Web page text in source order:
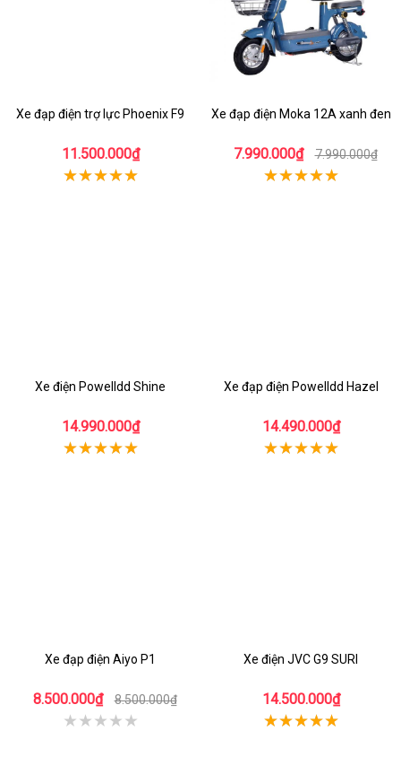
Xe đạp điện trợ lực Phoenix F9
11.500.000₫
Xe đạp điện Moka 12A xanh đen
7.990.000₫ 7.990.000₫
Xe điện Powelldd Shine
14.990.000₫
Xe đạp điện Powelldd Hazel
14.490.000₫
Xe đạp điện Aiyo P1
8.500.000₫ 8.500.000₫
Xe điện JVC G9 SURI
14.500.000₫